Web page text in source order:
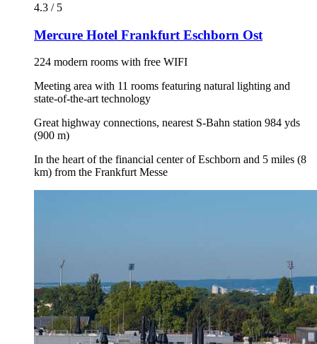
4.3 / 5
Mercure Hotel Frankfurt Eschborn Ost
224 modern rooms with free WIFI
Meeting area with 11 rooms featuring natural lighting and
state-of-the-art technology
Great highway connections, nearest S-Bahn station 984 yds
(900 m)
In the heart of the financial center of Eschborn and 5 miles (8
km) from the Frankfurt Messe